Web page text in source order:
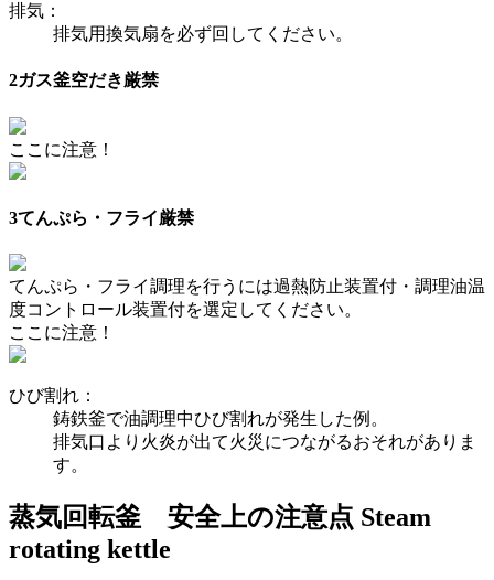
排気：
排気用換気扇を必ず回してください。
2ガス釜空だき厳禁
ここに注意！
3てんぷら・フライ厳禁
てんぷら・フライ調理を行うには過熱防止装置付・調理油温
度コントロール装置付を選定してください。
ここに注意！
ひび割れ：
鋳鉄釜で油調理中ひび割れが発生した例。
排気口より火炎が出て火災につながるおそれがありま
す。
蒸気回転釜 安全上の注意点 Steam
rotating kettle